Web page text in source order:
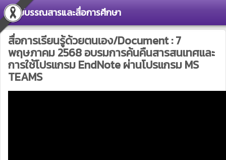
ศูนย์บรรณสารและสื่อการศึกษา
สื่อการเรียนรู้ด้วยตนเอง/Document : 7
พฤษภาคม 2568 อบรมการค้นคืนสารสนเทศและ
การใช้โปรแกรม EndNote ผ่านโปรแกรม MS
TEAMS